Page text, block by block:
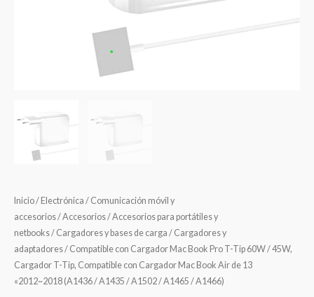
Inicio/ Electrónica / Comunicación móvil y
accesorios/Accesorios/Accesorios para portátiles y
netbooks/ Cargadores y bases de carga / Cargadores y
adaptadores/ Compatible con Cargador Mac Book Pro T-Tip 60W / 45W,
Cargador T-Tip, Compatible con Cargador Mac Book Air de 13
«2012~2018 (A1436 / A1435 / A1502 / A1465 / A1466)